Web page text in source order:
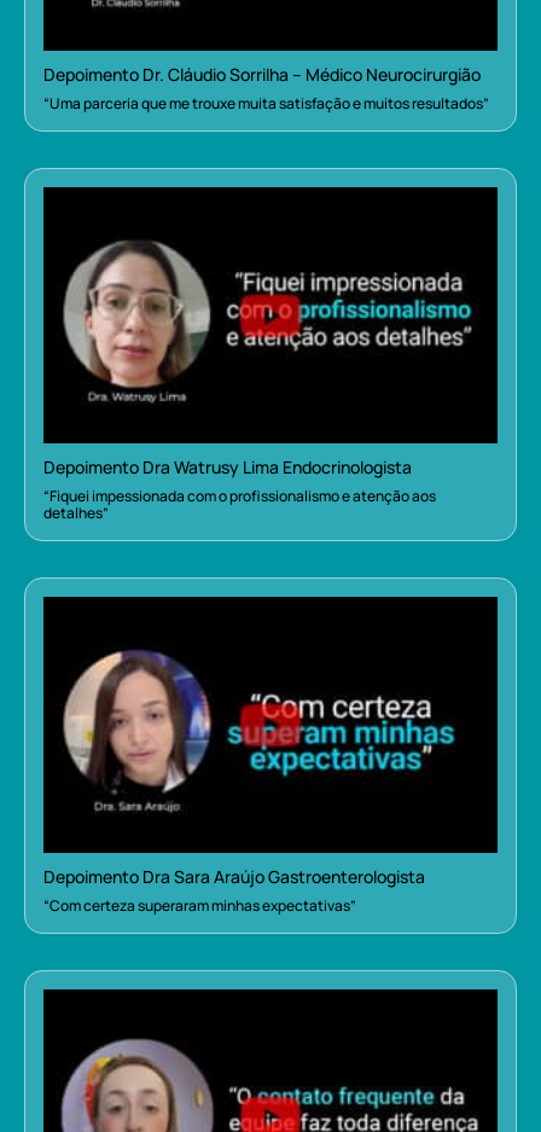
Depoimento Dr. Cláudio Sorrilha – Médico Neurocirurgião
“Uma parceria que me trouxe muita satisfação e muitos resultados”
Depoimento Dra Watrusy Lima Endocrinologista
“Fiquei impessionada com o profissionalismo e atenção aos
detalhes”
Depoimento Dra Sara Araújo Gastroenterologista
“Com certeza superaram minhas expectativas”